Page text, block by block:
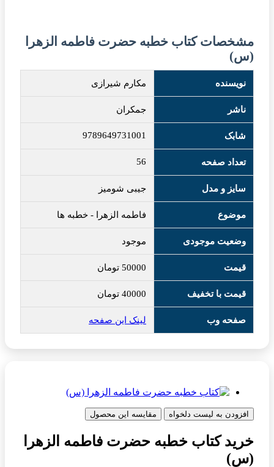
مشخصات کتاب خطبه حضرت فاطمه الزهرا
(س)
نویسنده مکارم شیرازی
ناشر جمکران
شابک 9789649731001
تعداد صفحه 56
سایز و مدل جیبی شومیز
موضوع فاطمه الزهرا - خطبه ها
وضعیت موجودی موجود
قیمت 50000 تومان
قیمت با تخفیف 40000 تومان
صفحه وب لینک این صفحه
افزودن به لیست دلخواه مقایسه این محصول
خرید کتاب خطبه حضرت فاطمه الزهرا
(س)